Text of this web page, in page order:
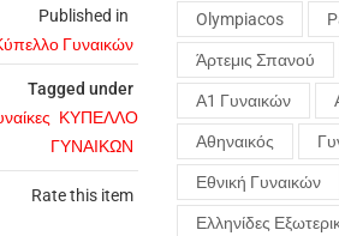
Published in
Γυναικών
Tagged under
ΚΥΠΕΛΛΟ
ΓΥΝΑΙΚΩΝ
Rate this item
Olympiacos
Άρτεμις Σπανού
Α1 Γυναικών
Αθηναικός
Εθνική Γυναικών
Ελληνίδες